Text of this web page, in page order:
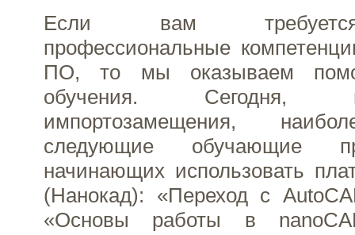
Если вам
профессиональные
ПО, то мы оказываем
обучения. Сегодня,
импортозамещения,
следующие обучающие
начинающих использовать
(Нанокад): «Переход с
«Основы работы в